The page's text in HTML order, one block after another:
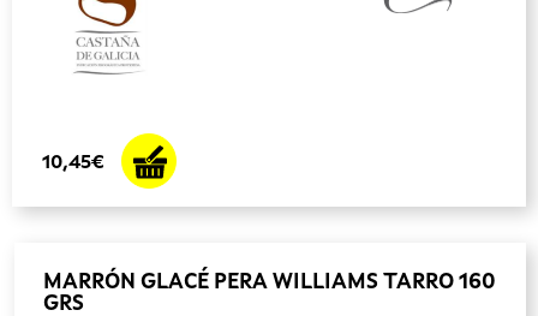
10,45€
MARRÓN GLACÉ PERA WILLIAMS TARRO 160
GRS